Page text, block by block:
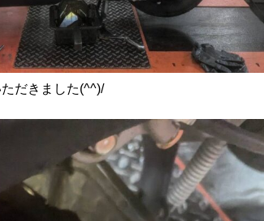
だきました(^^)/